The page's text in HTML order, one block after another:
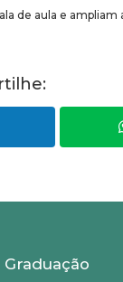
de aula e
Graduação